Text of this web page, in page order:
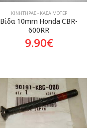
ΚΙΝΗΤΉΡΑΣ - ΚΆΣΑ ΜΟΤΈΡ
Βίδα 10mm Honda CBR-
600RR
9.90€